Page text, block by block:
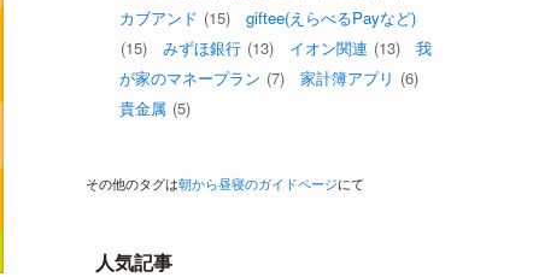
カブアンド (15)
giftee(えらべるPayなど)
(15)
みずほ銀行 (13) イオン関連 (13)
我
が家のマネープラン (7) 家計簿アプリ (6)
貴金属 (5)
その他のタグは朝から昼寝のガイドページにて
人気記事